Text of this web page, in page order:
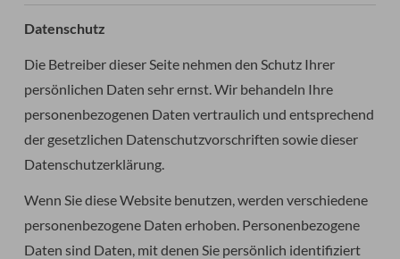
Datenschutz
Die Betreiber dieser Seite nehmen den Schutz Ihrer
persönlichen Daten sehr ernst. Wir behandeln Ihre
personenbezogenen Daten vertraulich und entsprechend
der gesetzlichen Datenschutzvorschriften sowie dieser
Datenschutzerklärung.
Wenn Sie diese Website benutzen, werden verschiedene
personenbezogene Daten erhoben. Personenbezogene
Daten sind Daten, mit denen Sie persönlich identifiziert